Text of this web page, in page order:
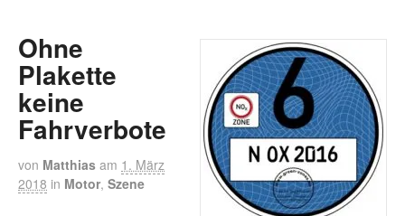
Ohne
Plakette
keine
Fahrverbote
von Matthias am 1. März
2018 in Motor, Szene